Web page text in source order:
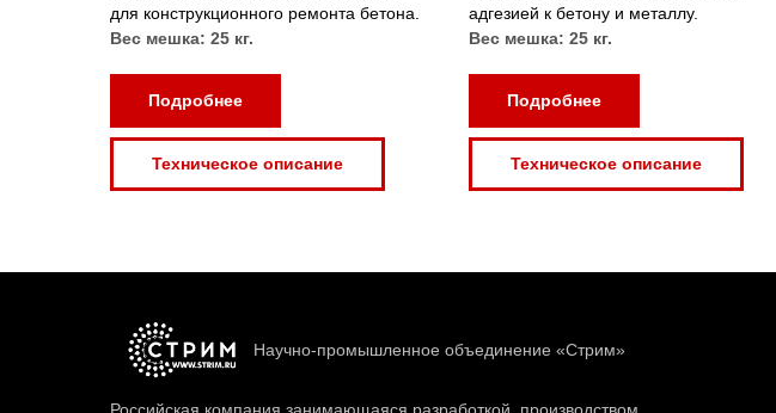
для конструкционного ремонта бетона.
Вес мешка: 25 кг.
Подробнее
Техническое описание
адгезией к бетону и металлу.
Вес мешка: 25 кг.
Подробнее
Техническое описание
Научно-промышленное объединение «Стрим»